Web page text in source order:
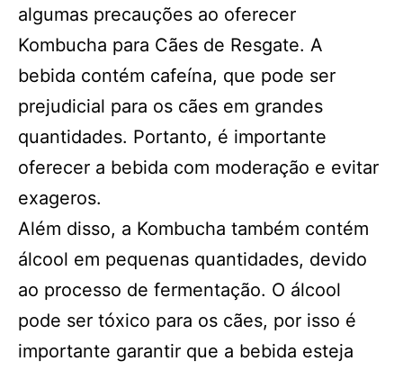
algumas precauções ao oferecer
Kombucha para Cães de Resgate. A
bebida contém cafeína, que pode ser
prejudicial para os cães em grandes
quantidades. Portanto, é importante
oferecer a bebida com moderação e evitar
exageros.
Além disso, a Kombucha também contém
álcool em pequenas quantidades, devido
ao processo de fermentação. O álcool
pode ser tóxico para os cães, por isso é
importante garantir que a bebida esteja